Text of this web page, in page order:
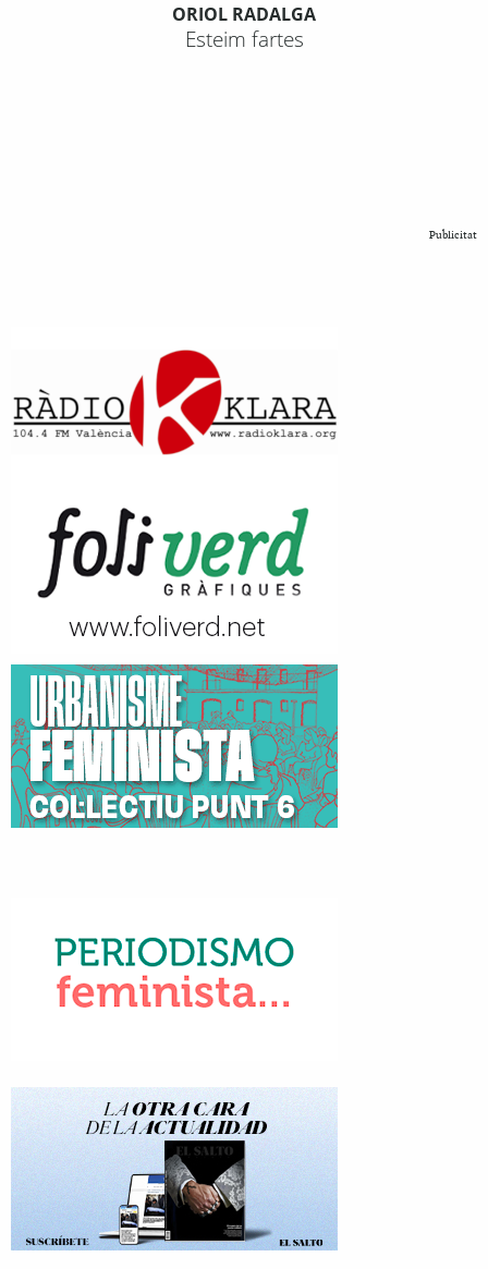
ORIOL RADALGA
Esteim fartes
Publicitat